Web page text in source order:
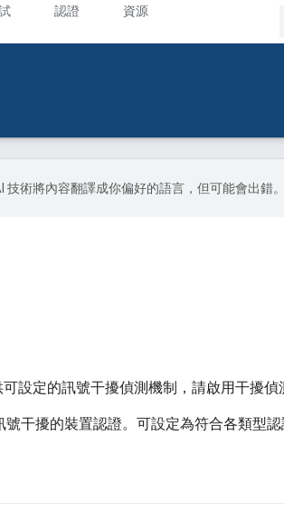
認證 資源
技術將內容翻譯成你偏好的語言，但可能會出錯
設定的訊號干擾偵測機制，請啟用干擾偵
干擾的裝置認證。可設定為符合各類型